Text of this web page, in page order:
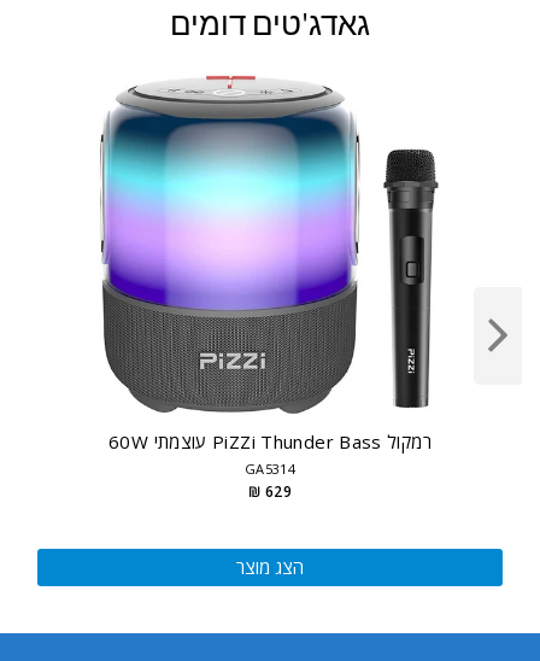
גאדג'טים דומים
רמקול PiZZi Thunder Bass עוצמתי 60W
GA5314
629 ₪
הצג מוצר